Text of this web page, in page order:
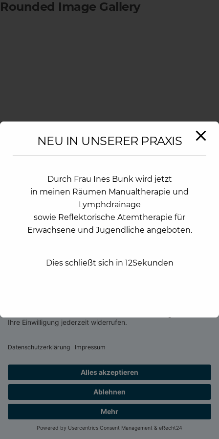
Rounded Image Gallery
modal-check
NEU IN UNSERER PRAXIS
Durch Frau Ines Bunk wird jetzt
in meinen Räumen Manualtherapie und
Lymphdrainage
sowie Reflektorische Atemtherapie für
Erwachsene und Jugendliche angeboten.
Dies schließt sich in 12Sekunden